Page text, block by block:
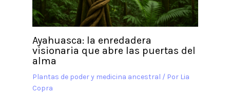
Ayahuasca: la enredadera
visionaria que abre las puertas del
alma
Plantas de poder y medicina ancestral / Por Lia
Copra